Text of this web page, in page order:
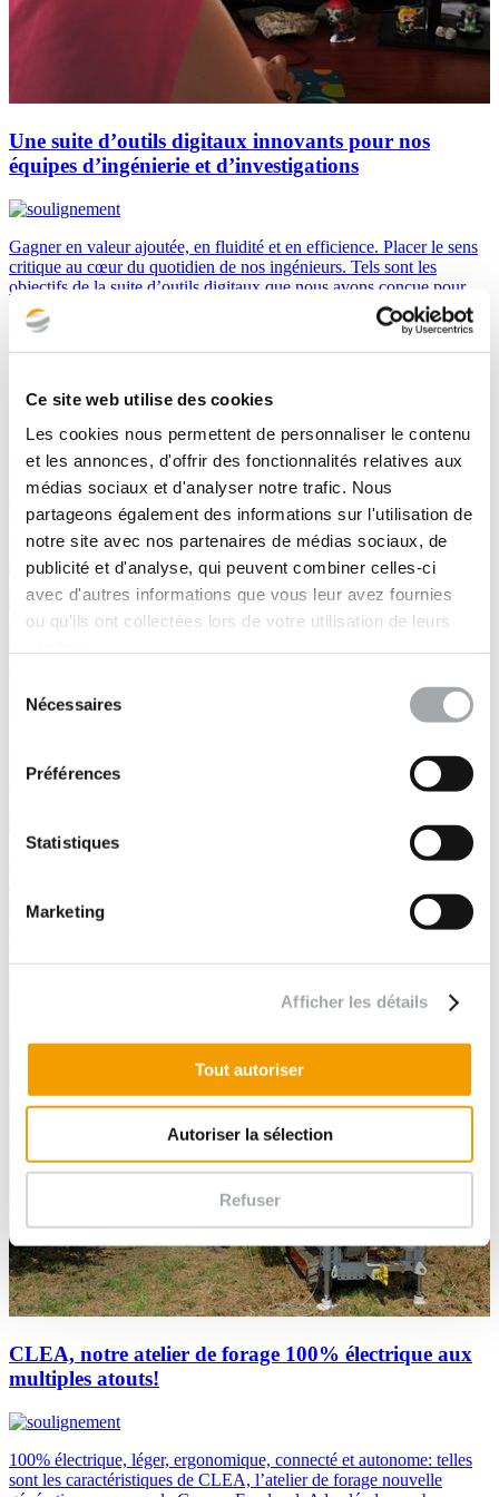
Ce site web utilise des cookies
Les cookies nous permettent de personnaliser le contenu
et les annonces, d'offrir des fonctionnalités relatives aux
médias sociaux et d'analyser notre trafic. Nous
partageons également des informations sur l'utilisation de
notre site avec nos partenaires de médias sociaux, de
publicité et d'analyse, qui peuvent combiner celles-ci
avec d'autres informations que vous leur avez fournies
ou qu'ils ont collectées lors de votre utilisation de leurs
Nécessaires
Préférences
Statistiques
Marketing
Afficher les détails
Tout autoriser
Autoriser la sélection
Refuser
Une suite d’outils digitaux innovants pour nos
équipes d’ingénierie et d’investigations
Gagner en valeur ajoutée, en fluidité et en efficience. Placer le sens
critique au cœur du quotidien de nos ingénieurs. Tels sont les
objectifs de la suite d’outils digitaux que nous avons conçue pour
nos équipes d'ingénierie et d'investigations, depuis la phase
d’approche du site d’un projet jusqu’aux calculs et
LIANAKA, la donnée et l'IA pour un accès client
direct
LIANAKA mobilise données de sols, géostatistique, IA et analyse
contribuer à optimiser et décarboner les projets de construction.
LIANAKA intègre une plateforme offrant un accès client direct aux
CLEA, notre atelier de forage 100% électrique aux
multiples atouts!
100% électrique, léger, ergonomique, connecté et autonome: telles
sont les caractéristiques de CLEA, l’atelier de forage nouvelle